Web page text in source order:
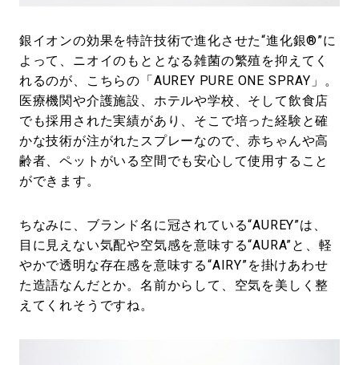
銀イオンの効果を特許技術で進化させた“進化銀®”に
よって、ニオイのもととなる雑菌の繁殖を抑えてく
れるのが、こちらの「AUREY PURE ONE SPRAY」。
医療機関や介護施設、ホテルや学校、そして飲食店
でも採用された実績があり、そこで培った経験と確
かな技術が注がれたスプレーなので、赤ちゃんや高
齢者、ペットがいる空間でも安心して使用すること
ができます。
ちなみに、ブランド名に冠されている“AUREY”は、
目に見えない気配や空気感を意味する“AURA”と、軽
やかで透明な存在感を意味する“AIRY”を掛けあわせ
た造語なんだとか。名前からして、空気を美しく整
えてくれそうですね。